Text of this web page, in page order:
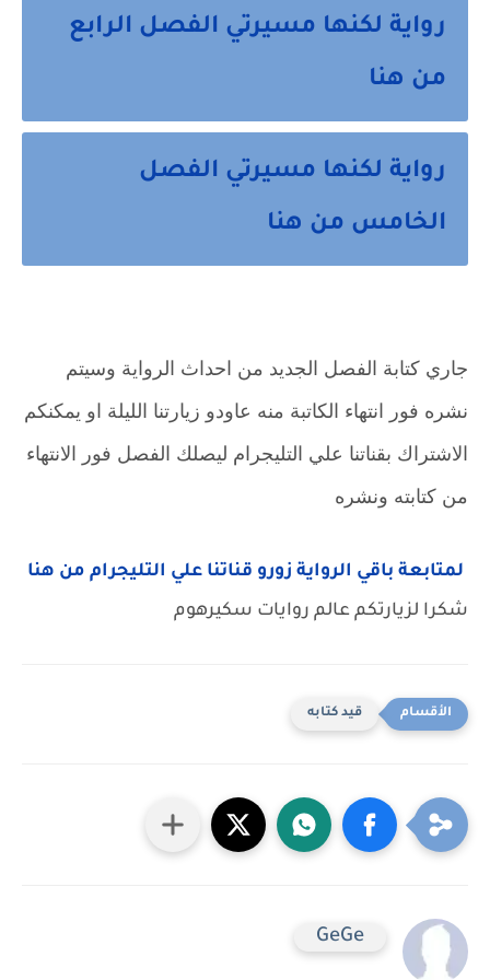
رواية لكنها مسيرتي الفصل الرابع
من هنا
رواية لكنها مسيرتي الفصل
الخامس من هنا
جاري كتابة الفصل الجديد من احداث الرواية وسيتم
نشره فور انتهاء الكاتبة منه عاودو زيارتنا الليلة او يمكنكم
الاشتراك بقناتنا علي التليجرام ليصلك الفصل فور الانتهاء
من كتابته ونشره
لمتابعة باقي الرواية زورو قناتنا علي التليجرام من هنا
شكرا لزيارتكم عالم روايات سكيرهوم
قيد كتابه
GeGe